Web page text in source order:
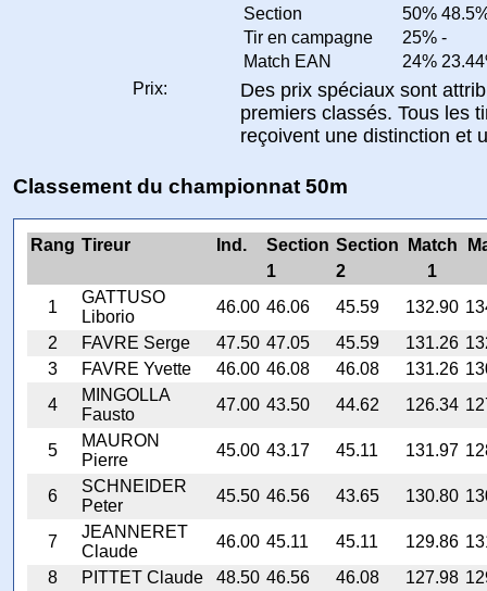
Section
50%
Tir en campagne
25% -
Match EAN
24%
Prix:
Des prix spéciaux sont
premiers classés. Tous les
reçoivent une distinction et
Classement du championnat 50m
Rang Tireur Ind. Section Section Match
1
2
1
1
GATTUSO
Liborio
46.00 46.06 45.59 132.90
2
FAVRE Serge 47.50 47.05 45.59 131.26
3
FAVRE Yvette 46.00 46.08 46.08 131.26
4
MINGOLLA
Fausto
47.00 43.50 44.62 126.34
5
MAURON
Pierre
45.00 43.17 45.11 131.97
6
SCHNEIDER
Peter
45.50 46.56 43.65 130.80
7
JEANNERET
Claude
46.00 45.11 45.11 129.86
8
PITTET Claude 48.50 46.56 46.08 127.98